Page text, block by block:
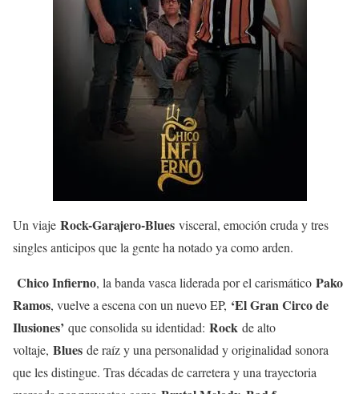
Un viaje Rock-Garajero-Blues visceral, emoción cruda y tres
singles anticipos que la gente ha notado ya como arden.
Chico Infierno, la banda vasca liderada por el carismático Pako
Ramos, vuelve a escena con un nuevo EP, ‘El Gran Circo de
Ilusiones’ que consolida su identidad: Rock de alto
voltaje, Blues de raíz y una personalidad y originalidad sonora
que les distingue. Tras décadas de carretera y una trayectoria